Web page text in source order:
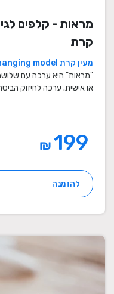
מראות - קלפים
קרת
מעין קרת Changing model
"מראות" היא ערכה עם שלושה
או אישית. ערכה לחיזוק
₪
להזמנה